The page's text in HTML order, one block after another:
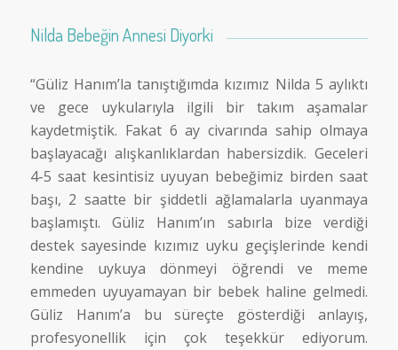
Nilda Bebeğin Annesi Diyorki
“Güliz Hanım’la tanıştığımda kızımız Nilda 5 aylıktı
ve gece uykularıyla ilgili bir takım aşamalar
kaydetmiştik. Fakat 6 ay civarında sahip olmaya
başlayacağı alışkanlıklardan habersizdik. Geceleri
4-5 saat kesintisiz uyuyan bebeğimiz birden saat
başı, 2 saatte bir şiddetli ağlamalarla uyanmaya
başlamıştı. Güliz Hanım’ın sabırla bize verdiği
destek sayesinde kızımız uyku geçişlerinde kendi
kendine uykuya dönmeyi öğrendi ve meme
emmeden uyuyamayan bir bebek haline gelmedi.
Güliz Hanım’a bu süreçte gösterdiği anlayış,
profesyonellik için çok teşekkür ediyorum.